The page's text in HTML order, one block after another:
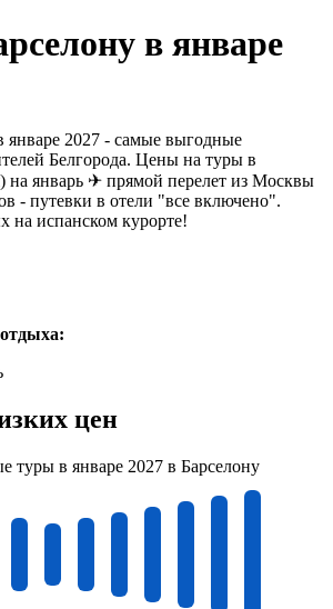
в январе
январе 2027 - самые выгодные
Белгорода. Цены на туры в
на январь ✈ прямой перелет из Москвы
- путевки в отели "все включено".
на испанском курорте!
цен
в январе 2027 в Барселону